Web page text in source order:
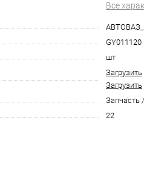
Все
GY011120
шт
Загрузить
Загрузить
Запчасть
22